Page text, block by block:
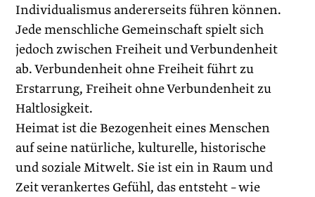
Individualismus andererseits führen können.
Jede menschliche Gemeinschaft spielt sich
jedoch zwischen Freiheit und Verbundenheit
ab. Verbundenheit ohne Freiheit führt zu
Erstarrung, Freiheit ohne Verbundenheit zu
Haltlosigkeit.
Heimat ist die Bezogenheit eines Menschen
auf seine natürliche, kulturelle, historische
und soziale Mitwelt. Sie ist ein in Raum und
Zeit verankertes Gefühl, das entsteht – wie